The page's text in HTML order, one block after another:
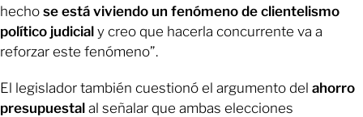
hecho se está viviendo un fenómeno de clientelismo
político judicial y creo que hacerla concurrente va a
reforzar este fenómeno”.
El legislador también cuestionó el argumento del ahorro
presupuestal al señalar que ambas elecciones